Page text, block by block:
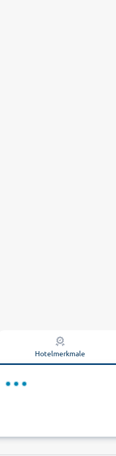
Hotelmerkmale